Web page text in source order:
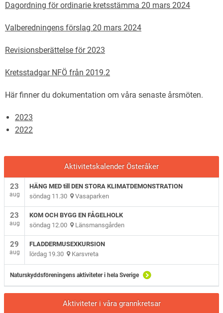
Dagordning för ordinarie kretsstämma 20 mars 2024
Valberedningens förslag 20 mars 2024
Revisionsberättelse för 2023
Kretsstadgar NFÖ från 2019.2
Här finner du dokumentation om våra senaste årsmöten.
2023
2022
Aktivitetskalender Österåker
23
aug
HÄNG MED till DEN STORA KLIMATDEMONSTRATION
söndag 11.30 Vasaparken
23
aug
KOM OCH BYGG EN FÅGELHOLK
söndag 12.00 Länsmansgården
29
aug
FLADDERMUSEXKURSION
lördag 19.30 Karsvreta
Naturskyddsföreningens aktiviteter i hela Sverige
Aktiviteter i våra grannkretsar